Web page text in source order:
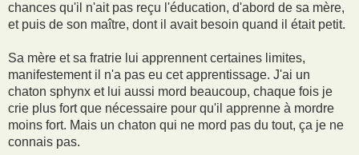
a
g
e
chances qu'il n'ait pas reçu l'éducation, d'abord de sa mère,
et puis de son maître, dont il avait besoin quand il était petit.
Sa mère et sa fratrie lui apprennent certaines limites,
manifestement il n'a pas eu cet apprentissage. J'ai un
chaton sphynx et lui aussi mord beaucoup, chaque fois je
crie plus fort que nécessaire pour qu'il apprenne à mordre
moins fort. Mais un chaton qui ne mord pas du tout, ça je ne
connais pas.